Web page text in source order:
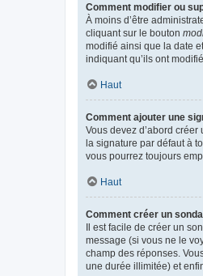
Comment modifier ou
À moins d’être
cliquant sur le bouton
modifié ainsi que la date
indiquant qu’ils ont
Haut
Comment ajouter une
Vous devez d’abord
la signature par défaut à
vous pourrez toujours
Haut
Comment créer un
Il est facile de créer un
message (si vous ne le
champ des réponses.
une durée illimitée) et